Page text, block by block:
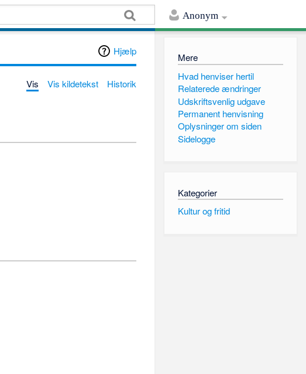
Anonym
Hjælp
Vis Vis kildetekst Historik
Mere
Hvad henviser hertil
Relaterede ændringer
Udskriftsvenlig udgave
Permanent henvisning
Oplysninger om siden
Sidelogge
Kategorier
Kultur og fritid